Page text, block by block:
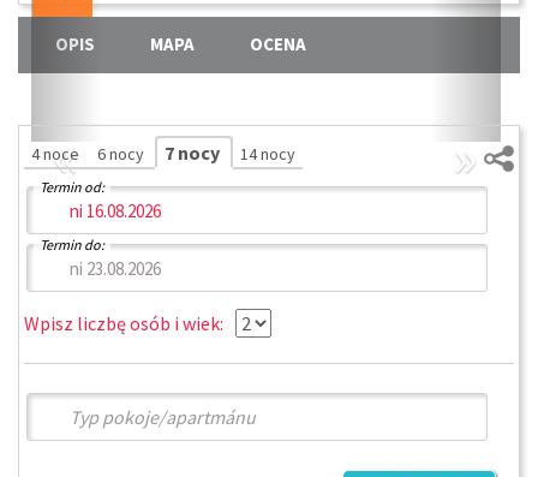
« »
OPIS MAPA OCENA
4 noce 6 nocy 7 nocy 14 nocy
Termin od:
Termin do:
Wpisz liczbę osób i wiek: